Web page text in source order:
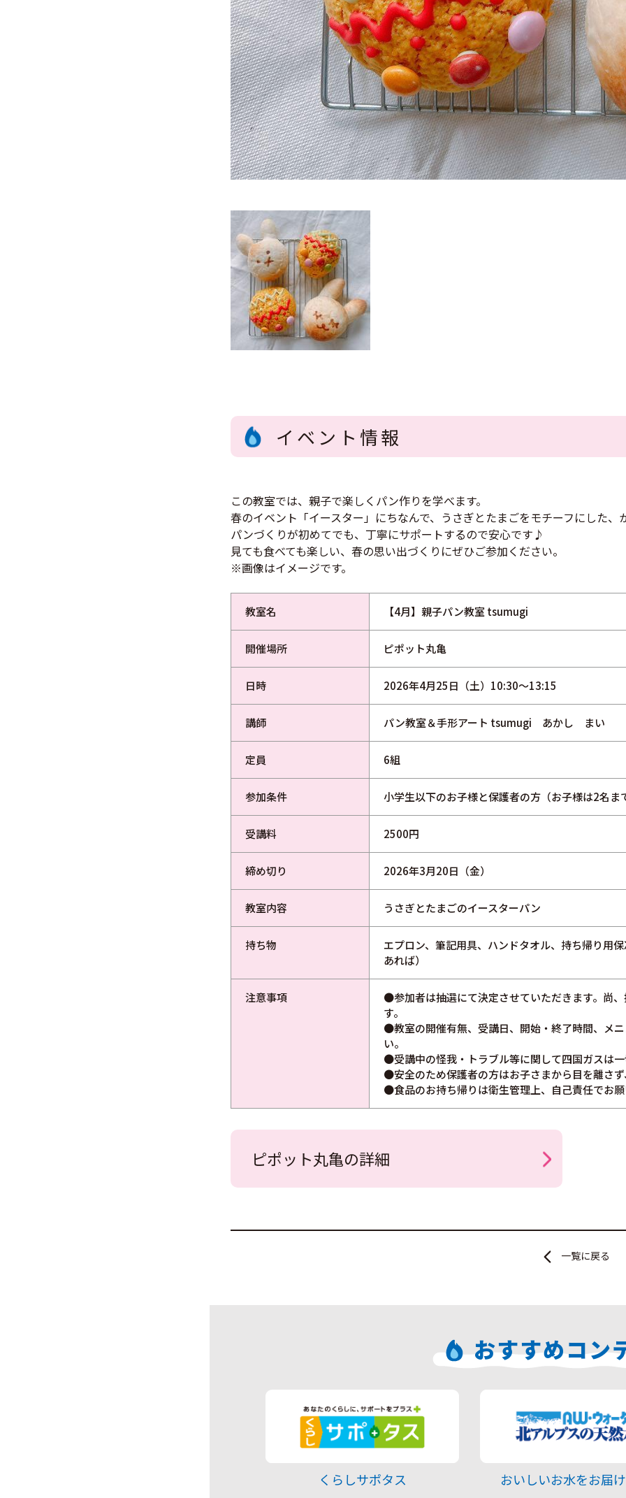
イベント情報
この教室では、親子で楽しくパン作りを学べます。
春のイベント「イースター」にちなんで、うさぎとたまごをモチーフにした、
パンづくりが初めてでも、丁寧にサポートするので安心です♪
見ても食べても楽しい、春の思い出づくりにぜひご参加ください。
※画像はイメージです。
教室名 【4月】親子パン教室 tsumugi
開催場所 ピポット丸亀
日時 2026年4月25日（土）10:30～13:15
講師 パン教室＆手形アート tsumugi あかし まい
定員 6組
参加条件 小学生以下のお子様と保護者の方（お子様は2名ま
受講料 2500円
締め切り 2026年3月20日（金）
教室内容 うさぎとたまごのイースターパン
持ち物
エプロン、筆記用具、ハンドタオル、持ち帰り用
あれば）
注意事項
●参加者は抽選にて決定させていただきます。尚
す。
●教室の開催有無、受講日、開始・終了時間、メ
い。
●受講中の怪我・トラブル等に関して四国ガスは
●安全のため保護者の方はお子さまから目を離さ
●食品のお持ち帰りは衛生管理上、自己責任でお願
ピポット丸亀の詳細
一覧に戻る
おすすめコン
くらしサポタス おいしいお水をお届け